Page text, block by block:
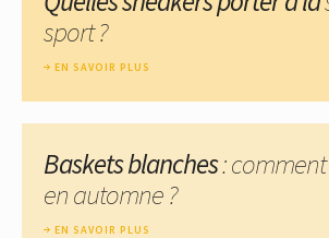
sport ?
EN SAVOIR PLUS
Baskets blanches:
en automne ?
EN SAVOIR PLUS